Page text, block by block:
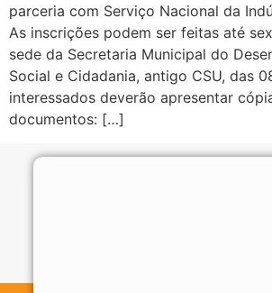
parceria com Serviço Nacional da
As inscrições podem ser feitas até
sede da Secretaria Municipal do
Social e Cidadania, antigo CSU, das
interessados deverão apresentar
documentos: […]